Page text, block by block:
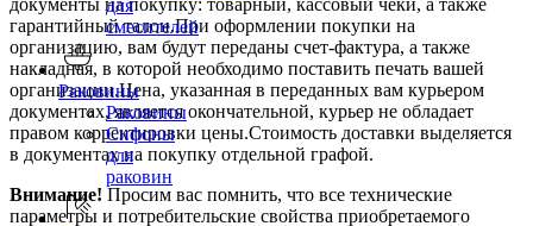
для
смесителей
Раковины
Раковины
Сифоны
для
раковин
документы на покупку: товарный, кассовый чеки, а также
гарантийный талон.При оформлении покупки на
организацию, вам будут переданы счет-фактура, а также
накладная, в которой необходимо поставить печать вашей
организации.Цена, указанная в переданных вам курьером
документах, является окончательной, курьер не обладает
правом корректировки цены.Стоимость доставки выделяется
в документах на покупку отдельной графой.
Внимание! Просим вас помнить, что все технические
параметры и потребительские свойства приобретаемого